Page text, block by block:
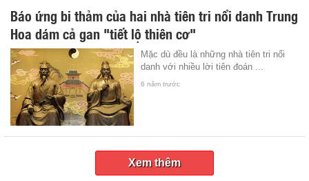
Báo ứng bi thảm của hai nhà tiên tri nổi danh Trung
Hoa dám cả gan "tiết lộ thiên cơ"
Mặc dù đều là những nhà tiên tri nổi
danh với nhiều lời tiên đoán ...
6 năm trước
Xem thêm